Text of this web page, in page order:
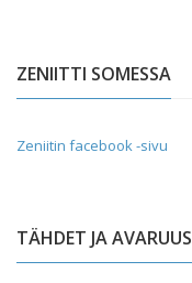
ZENIITTI SOMESSA
Zeniitin facebook -sivu
TÄHDET JA AVARUUS